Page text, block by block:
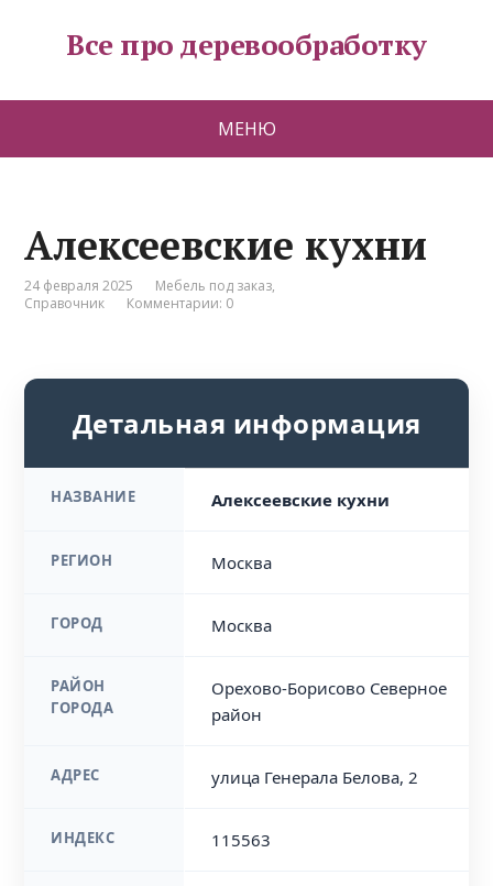
Все про деревообработку
МЕНЮ
Алексеевские кухни
24 февраля 2025 Мебель под заказ,
Справочник
Комментарии: 0
Детальная информация
НАЗВАНИЕ Алексеевские кухни
РЕГИОН Москва
ГОРОД Москва
РАЙОН
ГОРОДА
Орехово-Борисово Северное
район
АДРЕС улица Генерала Белова, 2
ИНДЕКС 115563